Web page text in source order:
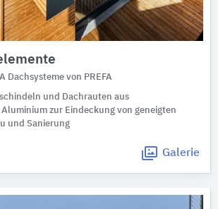
Dachsysteme von PREFA
und Dachrauten aus
zur Eindeckung von geneigten
und Sanierung
Galerie